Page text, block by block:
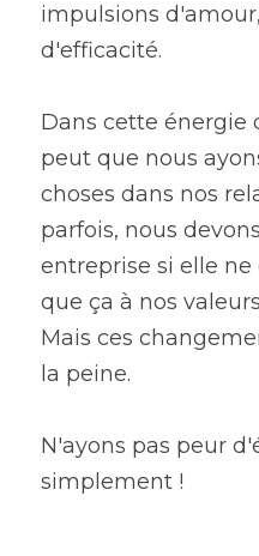
impulsions
d'efficacité.
Dans cette énergie
peut que nous
choses dans nos
parfois, nous
entreprise si elle
que ça à nos
Mais ces
la peine.
N'ayons pas peur
simplement !